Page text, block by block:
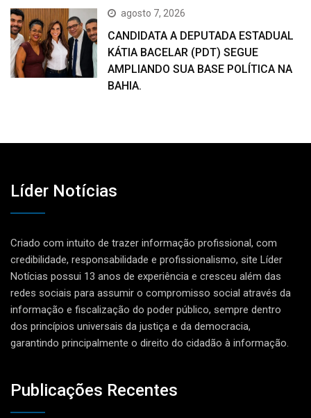
agosto 7, 2026
CANDIDATA A DEPUTADA ESTADUAL
KÁTIA BACELAR (PDT) SEGUE
AMPLIANDO SUA BASE POLÍTICA NA
BAHIA.
Líder Notícias
Criado com intuito de trazer informação profissional, com
credibilidade, responsabilidade e profissionalismo, site Líder
Notícias possui 13 anos de experiência e cresceu além das
redes sociais para assumir o compromisso social através da
informação e fiscalização do poder público, sempre dentro
dos princípios universais da justiça e da democracia,
garantindo principalmente o direito do cidadão à informação.
Publicações Recentes